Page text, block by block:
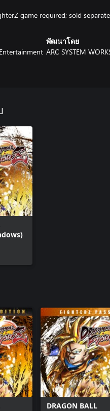
game required; sold
พัฒนาโดย
ARC SYSTEM
DRAGON BALL